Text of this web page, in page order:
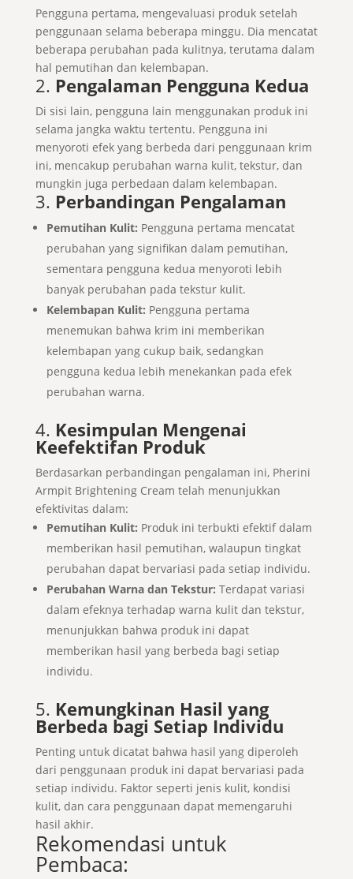
Pengguna pertama, mengevaluasi produk setelah
penggunaan selama beberapa minggu. Dia mencatat
beberapa perubahan pada kulitnya, terutama dalam
hal pemutihan dan kelembapan.
2. Pengalaman Pengguna Kedua
Di sisi lain, pengguna lain menggunakan produk ini
selama jangka waktu tertentu. Pengguna ini
menyoroti efek yang berbeda dari penggunaan krim
ini, mencakup perubahan warna kulit, tekstur, dan
mungkin juga perbedaan dalam kelembapan.
3. Perbandingan Pengalaman
Pemutihan Kulit: Pengguna pertama mencatat
perubahan yang signifikan dalam pemutihan,
sementara pengguna kedua menyoroti lebih
banyak perubahan pada tekstur kulit.
Kelembapan Kulit: Pengguna pertama
menemukan bahwa krim ini memberikan
kelembapan yang cukup baik, sedangkan
pengguna kedua lebih menekankan pada efek
perubahan warna.
4. Kesimpulan Mengenai
Keefektifan Produk
Berdasarkan perbandingan pengalaman ini, Pherini
Armpit Brightening Cream telah menunjukkan
efektivitas dalam:
Pemutihan Kulit: Produk ini terbukti efektif dalam
memberikan hasil pemutihan, walaupun tingkat
perubahan dapat bervariasi pada setiap individu.
Perubahan Warna dan Tekstur: Terdapat variasi
dalam efeknya terhadap warna kulit dan tekstur,
menunjukkan bahwa produk ini dapat
memberikan hasil yang berbeda bagi setiap
individu.
5. Kemungkinan Hasil yang
Berbeda bagi Setiap Individu
Penting untuk dicatat bahwa hasil yang diperoleh
dari penggunaan produk ini dapat bervariasi pada
setiap individu. Faktor seperti jenis kulit, kondisi
kulit, dan cara penggunaan dapat memengaruhi
hasil akhir.
Rekomendasi untuk
Pembaca: